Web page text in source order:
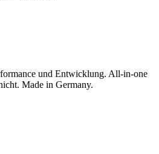
und Entwicklung. All-in-one
Made in Germany.